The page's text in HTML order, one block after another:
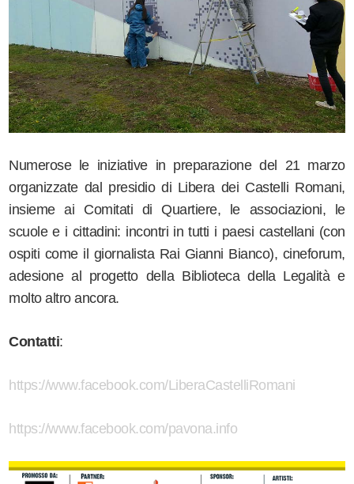
Numerose le iniziative in preparazione del 21 marzo
organizzate dal presidio di Libera dei Castelli Romani,
insieme ai Comitati di Quartiere, le associazioni, le
scuole e i cittadini: incontri in tutti i paesi castellani (con
ospiti come il giornalista Rai Gianni Bianco), cineforum,
adesione al progetto della Biblioteca della Legalità e
molto altro ancora.
Contatti:
https://www.facebook.com/LiberaCastelliRomani
https://www.facebook.com/pavona.info